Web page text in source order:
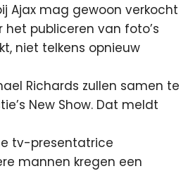
Ajax mag gewoon verkocht
publiceren van foto’s
niet telkens opnieuw
Richards zullen samen te
New Show. Dat meldt
tv-presentatrice
mannen kregen een